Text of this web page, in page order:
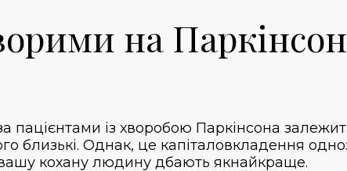
на
пацієнтами із хворобою Паркінсона
близькі. Однак, це капіталовкладення
кохану людину дбають якнайкраще.